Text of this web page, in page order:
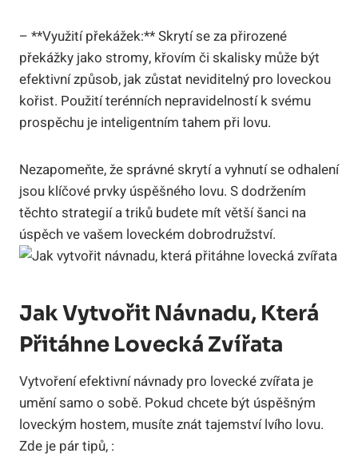
– **Využití překážek:** Skrytí se za přirozené
překážky jako stromy, křovím či skalisky může být
efektivní způsob, jak zůstat neviditelný pro loveckou
kořist. Použití terénních nepravidelností k svému
prospěchu je inteligentním tahem při lovu.
Nezapomeňte, že správné skrytí a vyhnutí se odhalení
jsou klíčové prvky úspěšného lovu. S dodržením
těchto strategií a triků budete mít větší šanci na
úspěch ve vašem loveckém dobrodružství.
Jak Vytvořit Návnadu, Která
Přitáhne Lovecká Zvířata
Vytvoření efektivní návnady pro lovecké zvířata je
umění samo o sobě. Pokud chcete být úspěšným
loveckým hostem, musíte znát tajemství lvího lovu.
Zde je pár tipů, :